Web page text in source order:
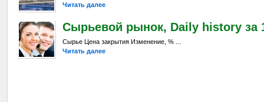
Читать далее
Сырьевой рынок, Daily history за
Сырье Цена закрытия Изменение, % ...
Читать далее